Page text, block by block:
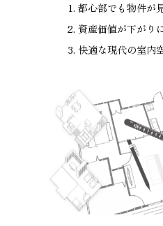
都心部でも物件が
資産価値が下がり
快適な現代の室内